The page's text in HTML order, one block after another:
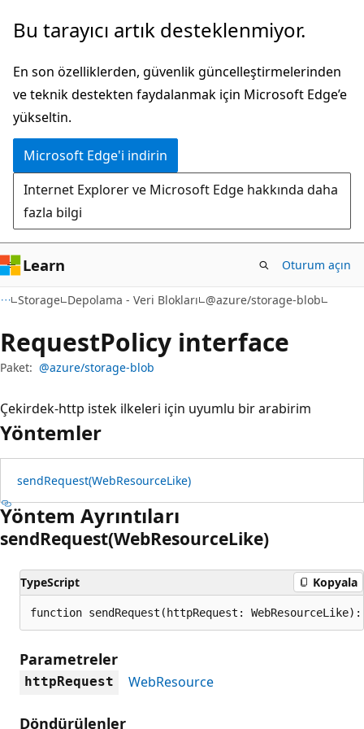
Ana
atla
Sayfa
gezintiye
atla
Bu tarayıcı artık desteklenmiyor.
En son özelliklerden, güvenlik güncelleştirmelerinden
ve teknik destekten faydalanmak için Microsoft Edge’e
yükseltin.
Microsoft Edge'i indirin
Internet Explorer ve Microsoft Edge hakkında daha
fazla bilgi
Learn Oturum açın
Storage Depolama - Veri Blokları @azure/storage-blob
RequestPolicy interface
Paket: @azure/storage-blob
Çekirdek-http istek ilkeleri için uyumlu bir arabirim
Yöntemler
sendRequest(WebResourceLike)
Yöntem Ayrıntıları
sendRequest(WebResourceLike)
TypeScript Kopyala
function sendRequest(httpRequest: WebResourceLike):
Parametreler
httpRequest WebResource
Döndürülenler